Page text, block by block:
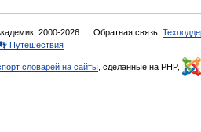
2000-2026 Обратная связь:
Путешествия
словарей на сайты , сделанные на PHP,